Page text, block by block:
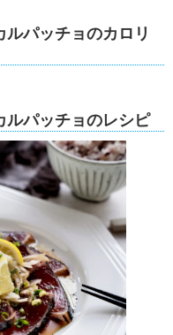
パッチョのカロリ
ルパッチョのレシピ